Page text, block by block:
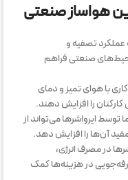
هواساز صنعتی
عملکرد تصفیه و
صنعتی فراهم
با هوای تمیز و دمای
را افزایش دهند.
ایرواشرها می‌تواند از
آن‌ها را افزایش دهد.
در مصرف انرژی،
در هزینه‌ها کمک